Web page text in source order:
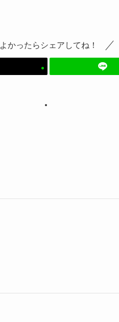
よかったらシェアしてね！